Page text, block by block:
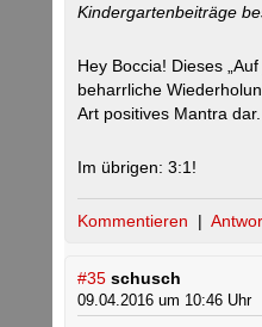
Kindergartenbeiträge
Hey Boccia! Dieses
beharrliche
Art positives Mantra
Im übrigen: 3:1!
Kommentieren |
#35 schusch
09.04.2016 um 10:46 Uhr